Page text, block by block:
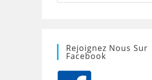
Rejoignez Nous Sur
Facebook